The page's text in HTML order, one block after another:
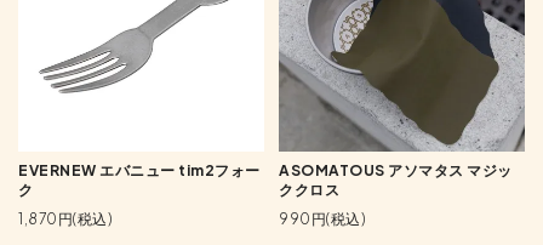
EVERNEW エバニュー tim2フォー
ク
1,870円(税込)
ASOMATOUS アソマタス マジッ
ククロス
990円(税込)